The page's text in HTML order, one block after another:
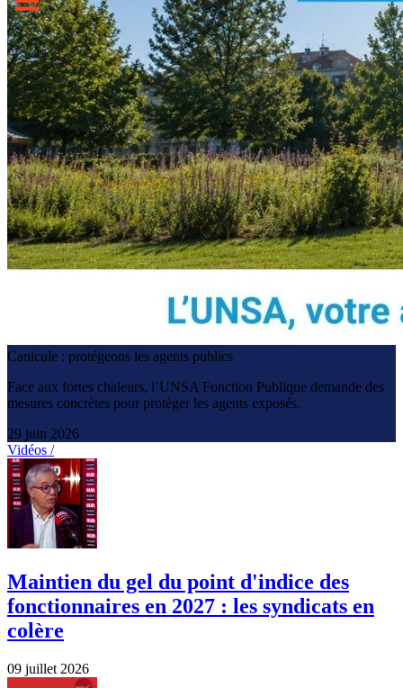
Canicule : protégeons les agents publics
Face aux fortes chaleurs, l’UNSA Fonction Publique demande des
mesures concrètes pour protéger les agents exposés.
29 juin 2026
Vidéos /
Maintien du gel du point d'indice des
fonctionnaires en 2027 : les syndicats en
colère
09 juillet 2026